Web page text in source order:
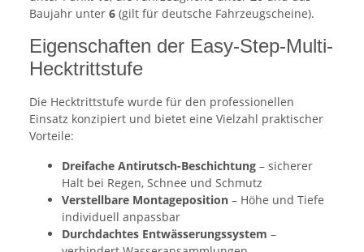
Baujahr unter 6 (gilt für deutsche Fahrzeugscheine).
Eigenschaften der Easy-Step-Multi-
Hecktrittstufe
Die Hecktrittstufe wurde für den professionellen
Einsatz konzipiert und bietet eine Vielzahl praktischer
Vorteile:
Dreifache Antirutsch-Beschichtung – sicherer
Halt bei Regen, Schnee und Schmutz
Verstellbare Montageposition – Höhe und Tiefe
individuell anpassbar
Durchdachtes Entwässerungssystem –